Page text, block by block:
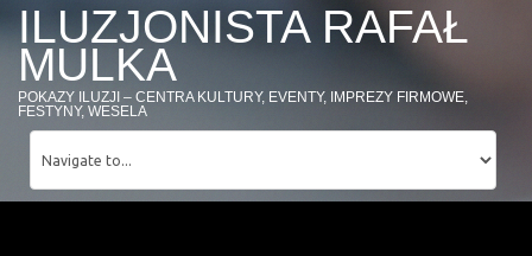
ILUZJONISTA RAFAŁ
MULKA
POKAZY ILUZJI – CENTRA KULTURY, EVENTY, IMPREZY FIRMOWE,
FESTYNY, WESELA